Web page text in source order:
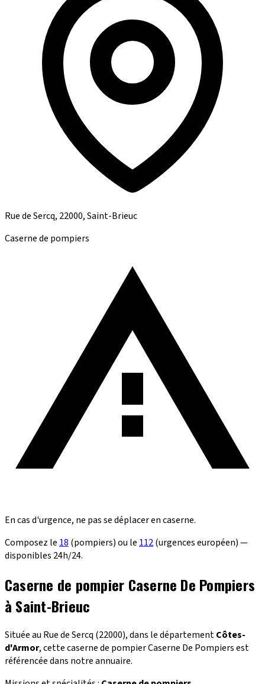
Rue de Sercq, 22000, Saint-Brieuc
Caserne de pompiers
En cas d'urgence, ne pas se déplacer en caserne.
Composez le 18 (pompiers) ou le 112(urgences européen) —
disponibles 24h/24.
Caserne de pompier Caserne De Pompiers
à Saint-Brieuc
Située au Rue de Sercq (22000), dans le départementCôtes-
d'Armor, cette caserne de pompier Caserne De Pompiers est
référencée dans notre annuaire.